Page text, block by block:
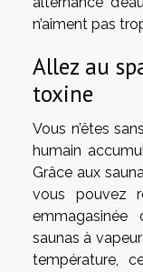
n’aiment pas
Allez au
toxine
Vous n’êtes
humain
Grâce aux
vous pouvez
saunas à
température,